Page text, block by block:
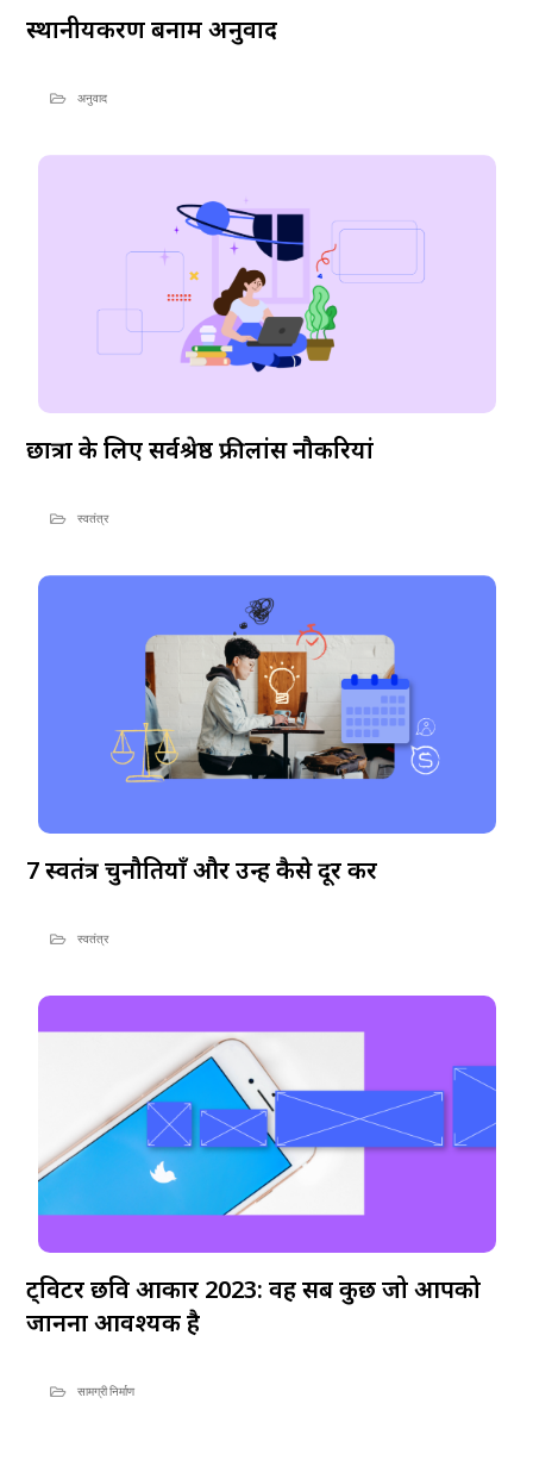
स्थानीयकरण बनाम अनुवाद
अनुवाद
छात्रों के लिए सर्वश्रेष्ठ फ्रीलांस नौकरियां
स्वतंत्र
7 स्वतंत्र चुनौतियाँ और उन्हें कैसे दूर करें
स्वतंत्र
ट्विटर छवि आकार 2023: वह सब कुछ जो आपको
जानना आवश्यक है
सामग्री निर्माण